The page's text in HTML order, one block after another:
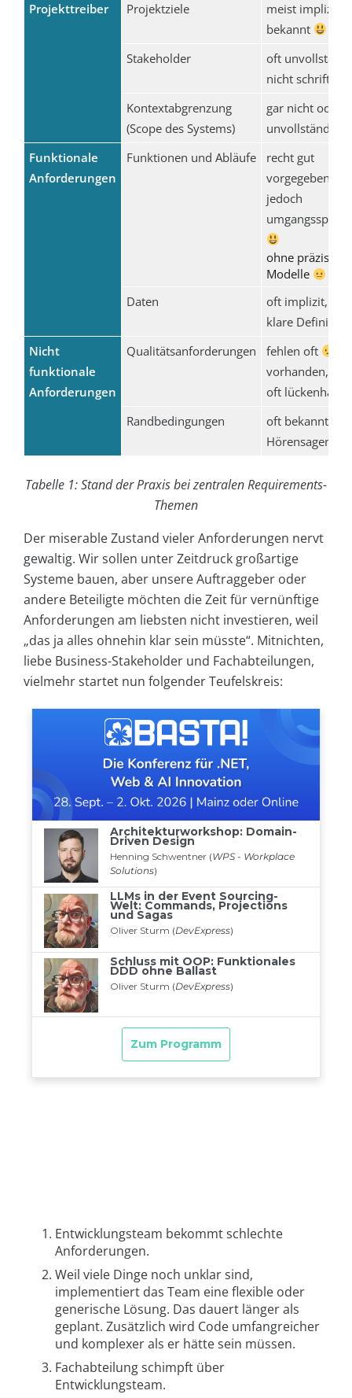
Projekttreiber Projektziele
meist implizit
bekannt
Stakeholder
oft
nicht schriftlich
Kontextabgrenzung
(Scope des Systems)
gar nicht oder
unvollständig
Funktionale
Anforderungen
Funktionen und Abläufe
recht gut
vorgegeben,
jedoch
ohne präzisere
Modelle
Daten
oft implizit,
klare Definition
Nicht
funktionale
Anforderungen
Qualitätsanforderungen fehlen oft
vorhanden,
oft lückenhaft
Randbedingungen
oft bekannt,
Hörensagen
Tabelle 1: Stand der Praxis bei zentralen Requirements-
Themen
Der miserable Zustand vieler Anforderungen nervt
gewaltig. Wir sollen unter Zeitdruck großartige
Systeme bauen, aber unsere Auftraggeber oder
andere Beteiligte möchten die Zeit für vernünftige
Anforderungen am liebsten nicht investieren, weil
„das ja alles ohnehin klar sein müsste“. Mitnichten,
liebe Business-Stakeholder und Fachabteilungen,
vielmehr startet nun folgender Teufelskreis:
Entwicklungsteam bekommt schlechte
Anforderungen.
Weil viele Dinge noch unklar sind,
implementiert das Team eine flexible oder
generische Lösung. Das dauert länger als
geplant. Zusätzlich wird Code umfangreicher
und komplexer als er hätte sein müssen.
Fachabteilung schimpft über
Entwicklungsteam.